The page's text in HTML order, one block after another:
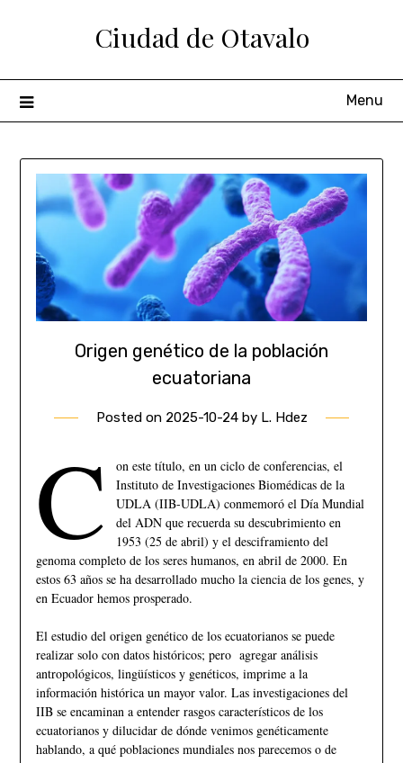
Ciudad de Otavalo
Menu
Origen genético de la población
ecuatoriana
Posted on 2025-10-24by L. Hdez
C
on este título, en un ciclo de conferencias, el
Instituto de Investigaciones Biomédicas de la
UDLA (IIB-UDLA) conmemoró el Día Mundial
del ADN que recuerda su descubrimiento en
1953 (25 de abril) y el desciframiento del
genoma completo de los seres humanos, en abril de 2000. En
estos 63 años se ha desarrollado mucho la ciencia de los genes, y
en Ecuador hemos prosperado.
El estudio del origen genético de los ecuatorianos se puede
realizar solo con datos históricos; pero agregar análisis
antropológicos, lingüísticos y genéticos, imprime a la
información histórica un mayor valor. Las investigaciones del
IIB se encaminan a entender rasgos característicos de los
ecuatorianos y dilucidar de dónde venimos genéticamente
hablando, a qué poblaciones mundiales nos parecemos o de